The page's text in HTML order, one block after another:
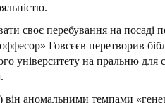
своє перебування на посаді
Говсєєв перетворив
університету на пральню для
він аномальними темпами